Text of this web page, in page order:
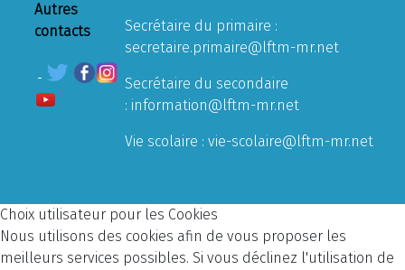
Autres
contacts
Secrétaire du primaire :
secretaire.primaire@lftm-mr.net
Secrétaire du secondaire
: information@lftm-mr.net
Vie scolaire : vie-scolaire@lftm-mr.net
Choix utilisateur pour les Cookies
Nous utilisons des cookies afin de vous proposer les
meilleurs services possibles. Si vous déclinez l'utilisation de